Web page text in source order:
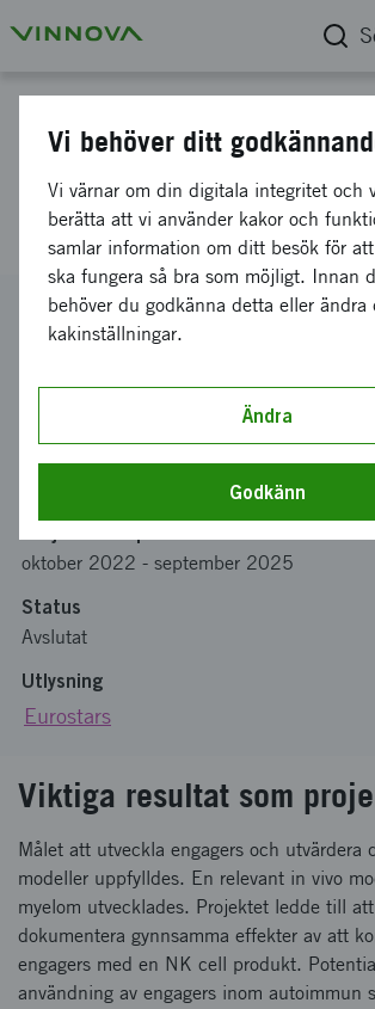
E!1530, NK-ENGAGE,
Oncopeptides AB
Diarienummer
2022-01812
Koordinator
Bidrag från Vinnova
oktober 2022 - september 2025
Status
Avslutat
Utlysning
Eurostars
Viktiga resultat som
Målet att utveckla engagers och utvärdera
modeller uppfylldes. En relevant in vivo
myelom utvecklades. Projektet ledde till
dokumentera gynnsamma effekter av att
engagers med en NK cell produkt.
användning av engagers inom autoimmun
Vi behöver ditt
Vi värnar om din digitala integritet och
berätta att vi använder kakor och
samlar information om ditt besök för
ska fungera så bra som möjligt. Innan
behöver du godkänna detta eller ändra
kakinställningar.
Ändra
Godkänn